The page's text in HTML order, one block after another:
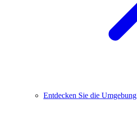
Entdecken Sie die Umgebung